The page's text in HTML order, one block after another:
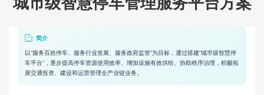
简介
以“服务百姓停车、服务行业发展、服务政府监管”为目标，通过搭建“城市级智慧停
车平台”，逐步提高停车资源使用效率、增加设施有效供给、协助秩序治理，积极拓
展交通投资、建设和运营管理全产业链业务。